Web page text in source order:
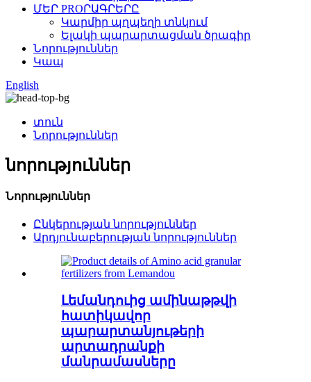
ՄԵՐ PROՐԱԳՐԵՐԸ
Կարմիր պղպեղի տնկում
Ելակի պարարտացման ծրագիր
Նորություններ
Կապ
English
տուն
Նորություններ
նորություններ
Նորություններ
Ընկերության նորություններ
Արդյունաբերության նորություններ
Լեմանդուից ամինաթթվի
հատիկավոր
պարարտանյութերի
արտադրանքի
մանրամասները